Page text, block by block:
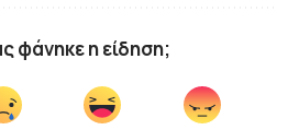
φάνηκε η είδηση;